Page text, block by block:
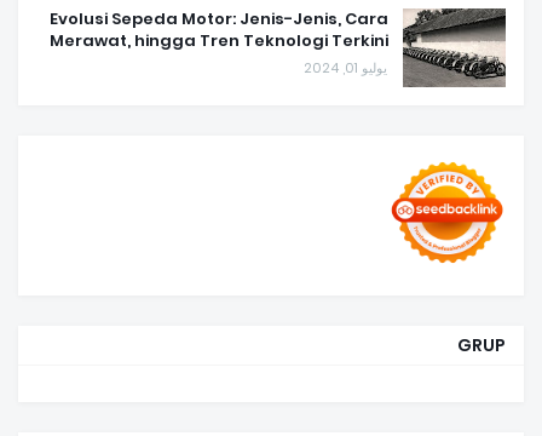
Evolusi Sepeda Motor: Jenis-Jenis, Cara
Merawat, hingga Tren Teknologi Terkini
يوليو 01, 2024
GRUP